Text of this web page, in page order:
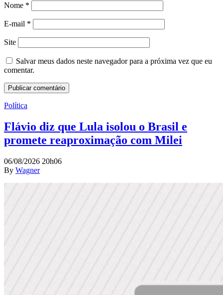
Nome *
E-mail *
Site
Salvar meus dados neste navegador para a próxima vez que eu
comentar.
Política
Flávio diz que Lula isolou o Brasil e
promete reaproximação com Milei
06/08/2026 20h06
By Wagner